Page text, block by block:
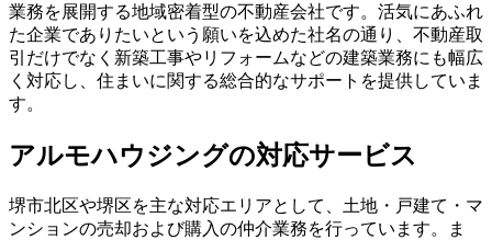
業務を展開する地域密着型の不動産会社です。活気にあふれ
た企業でありたいという願いを込めた社名の通り、不動産取
引だけでなく新築工事やリフォームなどの建築業務にも幅広
く対応し、住まいに関する総合的なサポートを提供していま
す。
アルモハウジングの対応サービス
堺市北区や堺区を主な対応エリアとして、土地・戸建て・マ
ンションの売却および購入の仲介業務を行っています。ま